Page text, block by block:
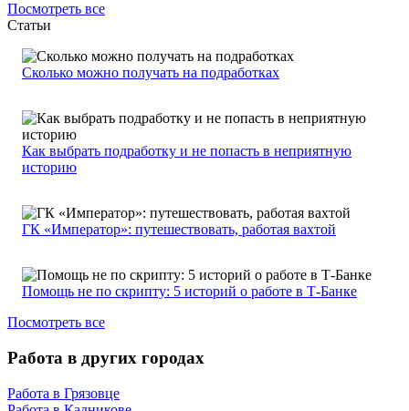
Посмотреть все
Статьи
Сколько можно получать на подработках
Как выбрать подработку и не попасть в неприятную
историю
ГК «Император»: путешествовать, работая вахтой
Помощь не по скрипту: 5 историй о работе в Т-Банке
Посмотреть все
Работа в других городах
Работа в Грязовце